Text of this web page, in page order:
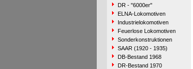
DR - "6000er"
ELNA-Lokomotiven
Industrielokomotiven
Feuerlose Lokomotiven
Sonderkonstruktionen
SAAR (1920 - 1935)
DB-Bestand 1968
DR-Bestand 1970